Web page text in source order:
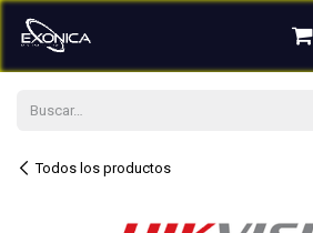
Ir al contenido
Todos los productos